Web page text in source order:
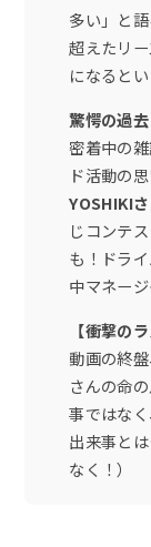
多い」と
超えたリ
になると
驚愕の過
密着中の
ド活動の
YOSHIKI
じコンテ
も！ドラ
中マネー
【衝撃の
動画の終
さんの命
事ではな
出来事と
なく！）